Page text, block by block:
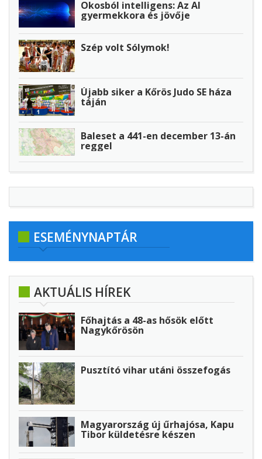
Okosból intelligens: Az AI
gyermekkora és jövője
Szép volt Sólymok!
Újabb siker a Kőrös Judo SE háza
táján
Baleset a 441-en december 13-án
reggel
ESEMÉNYNAPTÁR
AKTUÁLIS HÍREK
Főhajtás a 48-as hősök előtt
Nagykőrösön
Pusztító vihar utáni összefogás
Magyarország új űrhajósa, Kapu
Tibor küldetésre készen